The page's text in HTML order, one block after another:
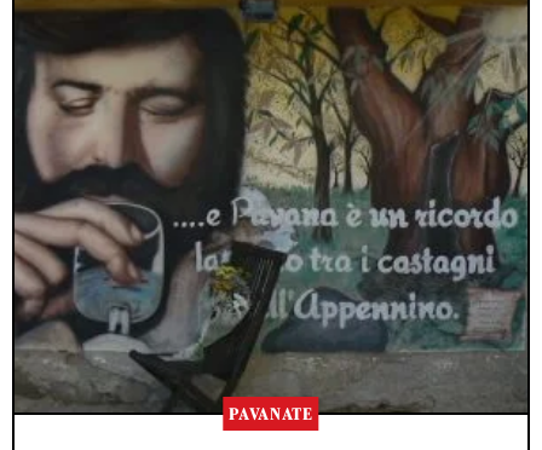
PAVANATE